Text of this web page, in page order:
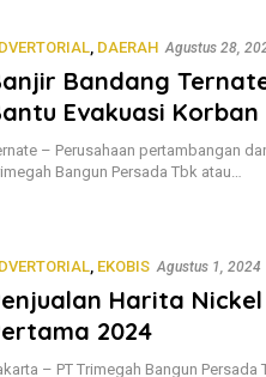
, DAERAH Agustus 28,
Bandang
Evakuasi
– Perusahaan pertambangan
Bangun Persada Tbk atau…
EKOBIS Agustus 1, 2024
Harita
2024
– PT Trimegah Bangun